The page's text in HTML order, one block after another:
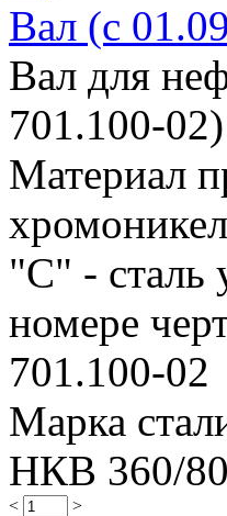
Вал (с
Вал для
701.100-
Материал
"С" - сталь
номере
701.100-02
Марка
НКВ 360/80
< >